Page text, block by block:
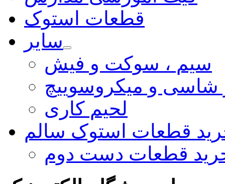
قطعات استوک
سایر
سیم ، سوکت و فیش
شاسی و میکروسوییچ
لحیم کاری
قطعات استوک سالم
قطعات دست دوم